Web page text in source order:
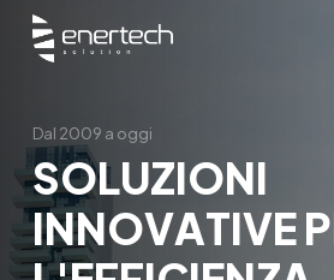
Skip
main
Dal 2009 a oggi
SOLUZIONI
INNOVATIVEP